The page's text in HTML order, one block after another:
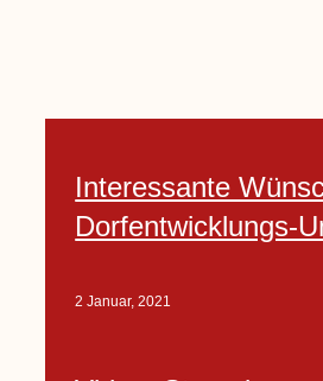
Interessante
Dorfentwicklungs-
2 Januar, 2021